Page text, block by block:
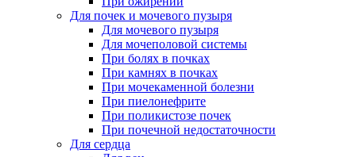
Для почек и мочевого пузыря
Для мочевого пузыря
Для мочеполовой системы
При болях в почках
При камнях в почках
При мочекаменной болезни
При пиелонефрите
При поликистозе почек
При почечной недостаточности
Для сердца